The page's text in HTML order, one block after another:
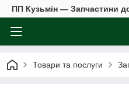
ПП Кузьмін — Запчастини
Товари та послуги